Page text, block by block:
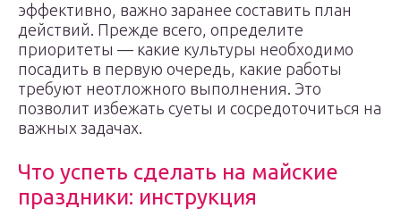
эффективно, важно заранее составить план
действий. Прежде всего, определите
приоритеты — какие культуры необходимо
посадить в первую очередь, какие работы
требуют неотложного выполнения. Это
позволит избежать суеты и сосредоточиться на
важных задачах.
Что успеть сделать на майские
праздники: инструкция